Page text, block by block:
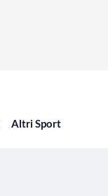
Altri Sport